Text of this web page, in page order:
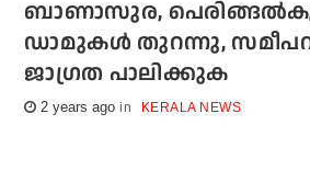
ബാണാസുര,
ഡാമുകള്‍ തുറന്നു,
ജാഗ്രത പാലിക്കുക
2 years ago KERALA NEWS